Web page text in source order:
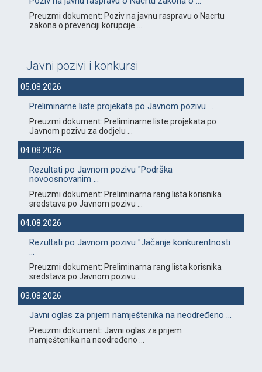
Preuzmi dokument: Poziv na javnu raspravu o Nacrtu
zakona o prevenciji korupcije ...
Javni pozivi i konkursi
05.08.2026
Preliminarne liste projekata po Javnom pozivu ...
Preuzmi dokument: Preliminarne liste projekata po
Javnom pozivu za dodjelu ...
04.08.2026
Rezultati po Javnom pozivu "Podrška
novoosnovanim ...
Preuzmi dokument: Preliminarna rang lista korisnika
sredstava po Javnom pozivu ...
04.08.2026
Rezultati po Javnom pozivu "Jačanje konkurentnosti
...
Preuzmi dokument: Preliminarna rang lista korisnika
sredstava po Javnom pozivu ...
03.08.2026
Javni oglas za prijem namještenika na neodređeno ...
Preuzmi dokument: Javni oglas za prijem
namještenika na neodređeno ...